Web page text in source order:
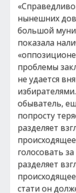
нынешних
большой
показала
проблемы
не удается
обыватель,
попросту
разделяет
голосовать
разделяет
стати он